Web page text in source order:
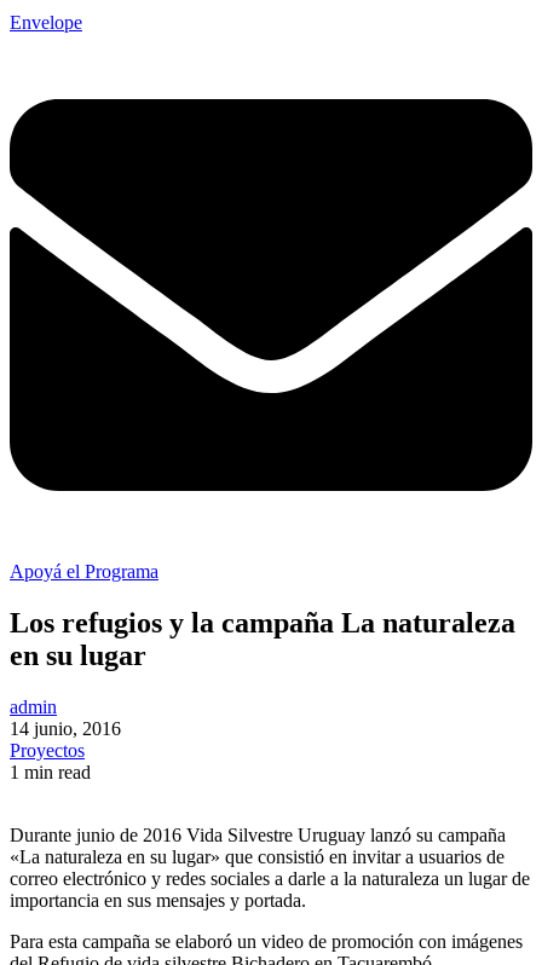
Envelope
Apoyá el Programa
Los refugios y la campaña La naturaleza
en su lugar
admin
14 junio, 2016
Proyectos
1 min read
Durante junio de 2016 Vida Silvestre Uruguay lanzó su campaña
«La naturaleza en su lugar» que consistió en invitar a usuarios de
correo electrónico y redes sociales a darle a la naturaleza un lugar de
importancia en sus mensajes y portada.
Para esta campaña se elaboró un video de promoción con imágenes